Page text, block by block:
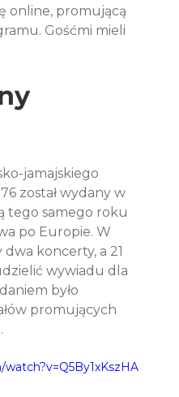
online, promującą
Gośćmi mieli
jamajskiego
został wydany w
tego samego roku
po Europie. W
koncerty, a 21
wywiadu dla
było
promujących